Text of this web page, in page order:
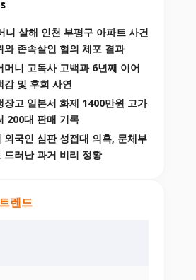
니 살해 인천 부평구 아파트 사건
와 존속살인 혐의 체포 결과
머니 고독사 고백과 6년째 이어
감 및 후회 사연
장고 일본서 화제 1400만원 고가
200대 판매 기록
외국인 심판 성접대 의혹, 문체부
드러난 과거 비리 정황
렌드